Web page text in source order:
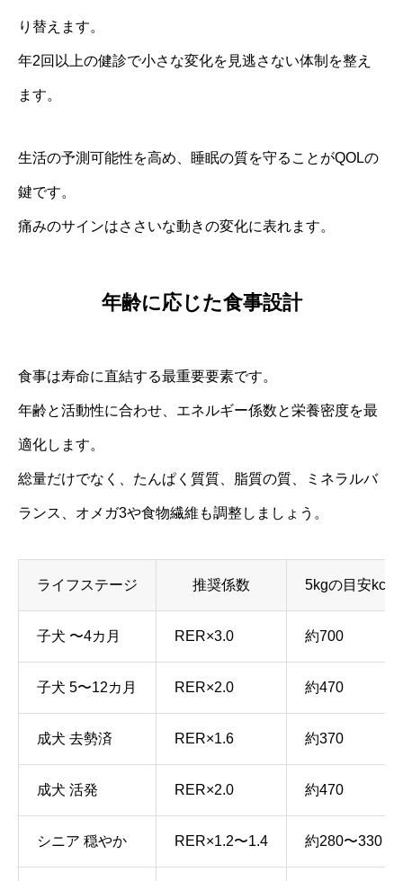
り替えます。
年2回以上の健診で小さな変化を見逃さない体制を整え
ます。
生活の予測可能性を高め、睡眠の質を守ることがQOLの
鍵です。
痛みのサインはささいな動きの変化に表れます。
年齢に応じた食事設計
食事は寿命に直結する最重要要素です。
年齢と活動性に合わせ、エネルギー係数と栄養密度を最
適化します。
総量だけでなく、たんぱく質質、脂質の質、ミネラルバ
ランス、オメガ3や食物繊維も調整しましょう。
ライフステージ 推奨係数 5kgの目安
子犬 〜4カ月 RER×3.0 約700
子犬 5〜12カ月 RER×2.0 約470
成犬 去勢済 RER×1.6 約370
成犬 活発 RER×2.0 約470
シニア 穏やか RER×1.2〜1.4 約280〜330